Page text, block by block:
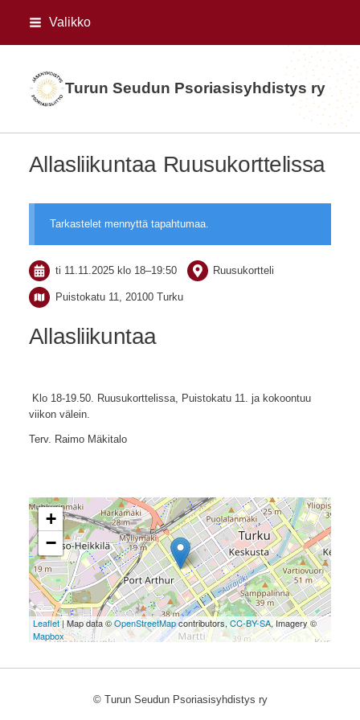
Siirry
sisältöön
Valikko
Turun Seudun Psoriasisyhdistys ry
Allasliikuntaa Ruusukorttelissa
Tarkastelet mennyttä tapahtumaa.
ti 11.11.2025 klo 18–19:50 Ruusukortteli
Puistokatu 11, 20100 Turku
Allasliikuntaa
Klo 18-19.50. Ruusukorttelissa, Puistokatu 11. ja kokoontuu
viikon välein.
Terv. Raimo Mäkitalo
+
−
Leaflet| Map data ©OpenStreetMapcontributors,CC-BY-SA, Imagery ©
Mapbox
© Turun Seudun Psoriasisyhdistys ry